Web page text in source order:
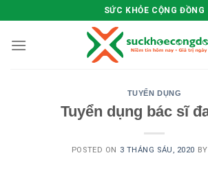
to
content
SỨC KHỎE CỘNG ĐỒNG
TUYỂN DỤNG
Tuyển dụng bác sĩ
POSTED ON 3 THÁNG SÁU, 2020